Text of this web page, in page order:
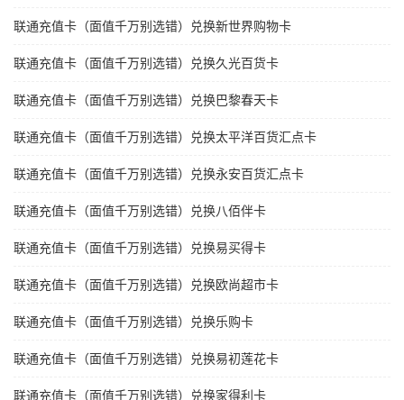
联通充值卡（面值千万别选错）兑换新世界购物卡
联通充值卡（面值千万别选错）兑换久光百货卡
联通充值卡（面值千万别选错）兑换巴黎春天卡
联通充值卡（面值千万别选错）兑换太平洋百货汇点卡
联通充值卡（面值千万别选错）兑换永安百货汇点卡
联通充值卡（面值千万别选错）兑换八佰伴卡
联通充值卡（面值千万别选错）兑换易买得卡
联通充值卡（面值千万别选错）兑换欧尚超市卡
联通充值卡（面值千万别选错）兑换乐购卡
联通充值卡（面值千万别选错）兑换易初莲花卡
联通充值卡（面值千万别选错）兑换家得利卡